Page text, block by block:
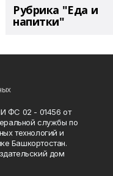
Рубрика "Еда и
напитки"
ФС 02 - 01456 от
службы по
технологий и
Башкортостан.
дом